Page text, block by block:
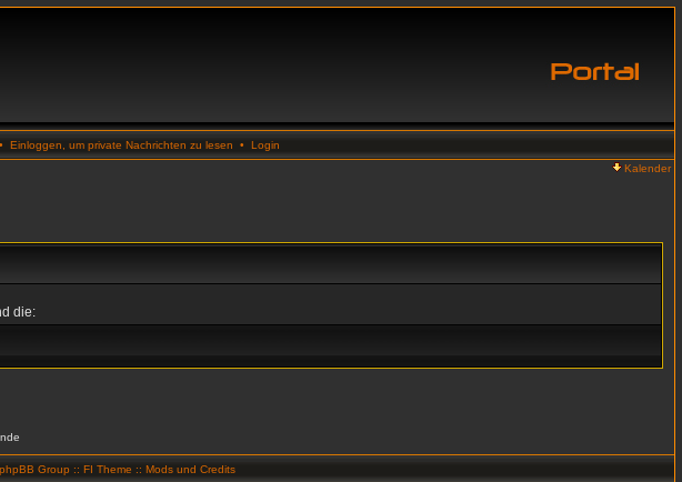
Einloggen, um private Nachrichten zu lesen • Login
Kalender
die:
Group :: FI Theme :: Mods und Credits